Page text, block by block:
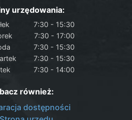
urzędowania:
7:30 - 15:30
7:30 - 17:00
7:30 - 15:30
7:30 - 15:30
7:30 - 14:00
również:
dostępności